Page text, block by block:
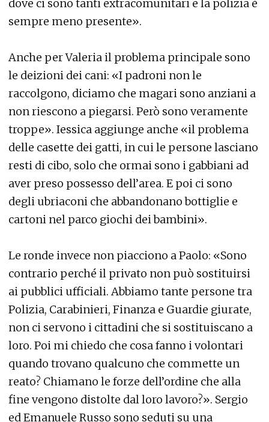
dove ci sono tanti extracomunitari e la polizia è
sempre meno presente».
Anche per Valeria il problema principale sono
le deizioni dei cani: «I padroni non le
raccolgono, diciamo che magari sono anziani a
non riescono a piegarsi. Però sono veramente
troppe». Iessica aggiunge anche «il problema
delle casette dei gatti, in cui le persone lasciano
resti di cibo, solo che ormai sono i gabbiani ad
aver preso possesso dell’area. E poi ci sono
degli ubriaconi che abbandonano bottiglie e
cartoni nel parco giochi dei bambini».
Le ronde invece non piacciono a Paolo: «Sono
contrario perché il privato non può sostituirsi
ai pubblici ufficiali. Abbiamo tante persone tra
Polizia, Carabinieri, Finanza e Guardie giurate,
non ci servono i cittadini che si sostituiscano a
loro. Poi mi chiedo che cosa fanno i volontari
quando trovano qualcuno che commette un
reato? Chiamano le forze dell’ordine che alla
fine vengono distolte dal loro lavoro?». Sergio
ed Emanuele Russo sono seduti su una